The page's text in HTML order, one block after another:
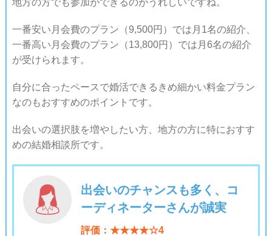
一番安い月会費のプラン（9,500円）では月1名の紹介、
一番高い月会費のプラン（13,800円）では月6名の紹介
が受けられます。
自分に合ったペースで婚活できるきめ細かい料金プラン
なのもおすすめのポイントです。
出会いの選択肢を増やしたい方、地方の方に特におすす
めの結婚相談所です。
出会いのチャンスも多く、コ
ーディネーターさんが誠実
評価：★★★★☆4